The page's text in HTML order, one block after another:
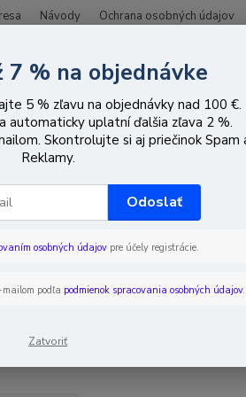
Návody Ochrana osobných údajov
Hľadať
kamery Kamery s reflektorom s bielym
s bielym
7 % na objednávke
5 % zľavu na objednávky nad 100 €.
automaticky uplatní ďalšia zľava 2 %.
Skontrolujte si aj priečinok Spam
Reklamy.
Odoslať
osobných údajov pre účely registrácie.
podľa podmienok spracovania osobných údajov.
Zatvoriť